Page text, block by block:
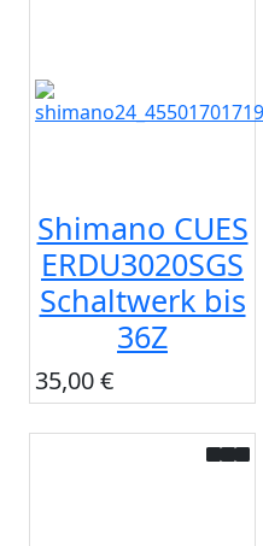
Shimano CUES
ERDU3020SGS
Schaltwerk bis
36Z
35,00 €